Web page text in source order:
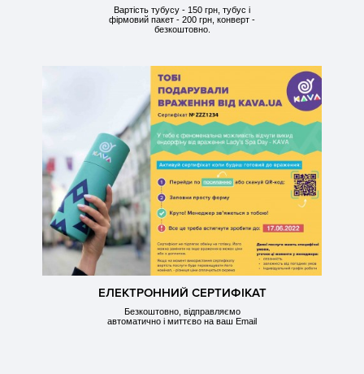
Вартість тубусу - 150 грн, тубус і
фірмовий пакет - 200 грн, конверт -
безкоштовно.
ЕЛЕКТРОННИЙ СЕРТИФІКАТ
Безкоштовно, відправляємо
автоматично і миттєво на ваш Email